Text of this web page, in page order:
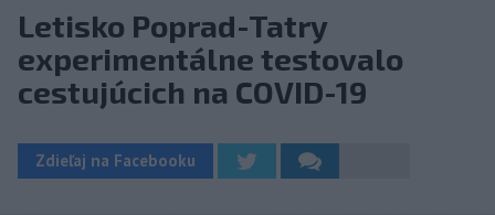
Letisko Poprad-Tatry
experimentálne testovalo
cestujúcich na COVID-19
Zdieľaj na Facebooku